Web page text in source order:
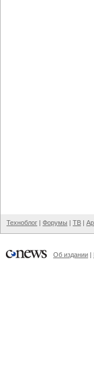
Техноблог | Форумы | ТВ |
Об издании |